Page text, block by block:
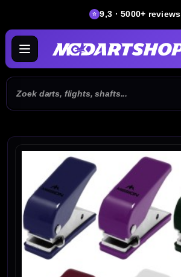
9,3 · 5000+ reviews